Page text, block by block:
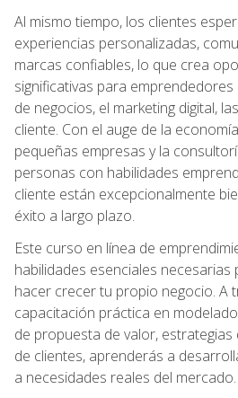
Al mismo tiempo, los clientes
experiencias personalizadas,
marcas confiables, lo que crea
significativas para
de negocios, el marketing digital,
cliente. Con el auge de la
pequeñas empresas y la
personas con habilidades
cliente están excepcionalmente
éxito a largo plazo.
Este curso en línea de
habilidades esenciales necesarias
hacer crecer tu propio negocio. A
capacitación práctica en
de propuesta de valor, estrategias
de clientes, aprenderás a
a necesidades reales del mercado.